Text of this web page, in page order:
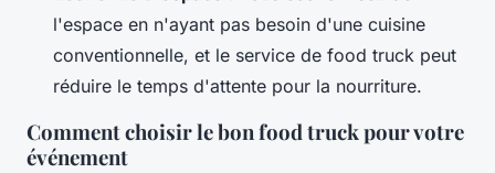
l'espace en n'ayant pas besoin d'une cuisine
conventionnelle, et le service de food truck peut
réduire le temps d'attente pour la nourriture.
Comment choisir le bon food truck pour votre
événement